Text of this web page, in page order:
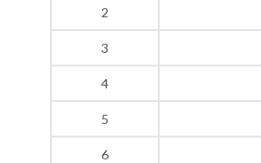
2
3
4
5
6